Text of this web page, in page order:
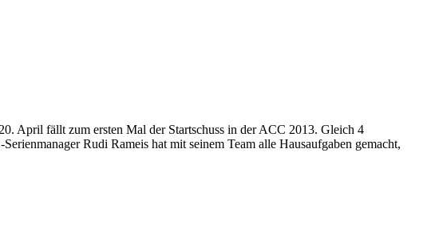
April fällt zum ersten Mal der Startschuss in der ACC 2013. Gleich 4
Rudi Rameis hat mit seinem Team alle Hausaufgaben gemacht,